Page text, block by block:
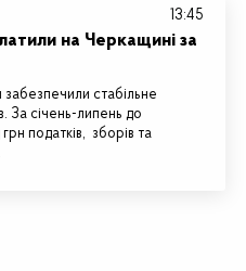
на Черкащині за
стабільне
За січень-липень до
податків, зборів та
13:45